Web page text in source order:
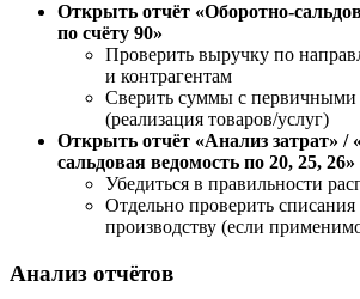
Открыть отчёт «Оборотно-
по счёту 90»
Проверить выручку по
и контрагентам
Сверить суммы с первичными
(реализация товаров/услуг)
Открыть отчёт «Анализ затрат» /
сальдовая ведомость по 20, 25, 26»
Убедиться в правильности
Отдельно проверить
производству (если
Анализ отчётов